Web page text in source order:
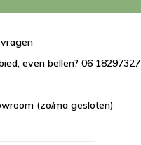
even bellen? 06 18297327
(zo/ma gesloten)